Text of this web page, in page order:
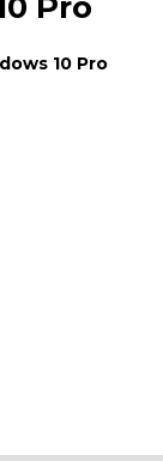
10 Pro